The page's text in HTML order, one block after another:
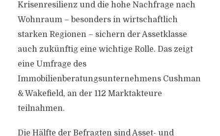
Krisenresilienz und die hohe Nachfrage nach
Wohnraum – besonders in wirtschaftlich
starken Regionen – sichern der Assetklasse
auch zukünftig eine wichtige Rolle. Das zeigt
eine Umfrage des
Immobilienberatungsunternehmens Cushman
& Wakefield, an der 112 Marktakteure
teilnahmen.
Die Hälfte der Befragten sind Asset- und